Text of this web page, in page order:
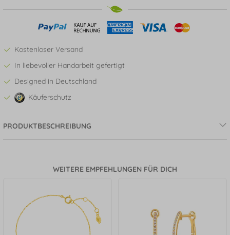
Kostenloser Versand
In liebevoller Handarbeit gefertigt
Designed in Deutschland
Käuferschutz
PRODUKTBESCHREIBUNG
WEITERE EMPFEHLUNGEN FÜR DICH